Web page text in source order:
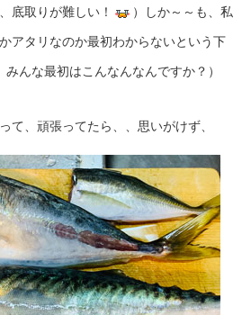
底取りが難しい！ ）しか～～も、私
アタリなのか最初わからないという下
みんな最初はこんなんなんですか？）
て、頑張ってたら、、思いがけず、